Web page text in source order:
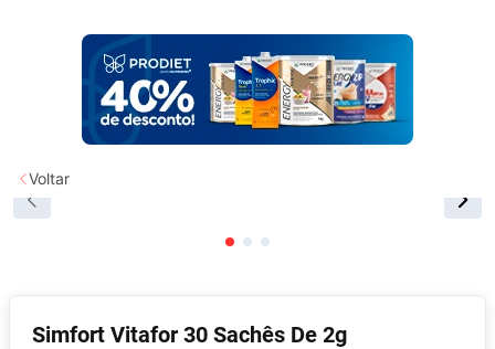
Simfort Vitafor 30 Sachês De 2g
Voltar
Lenço Umedecido
Medley
Fralda Xg
Fralda G
6
Pampers Confort Sec